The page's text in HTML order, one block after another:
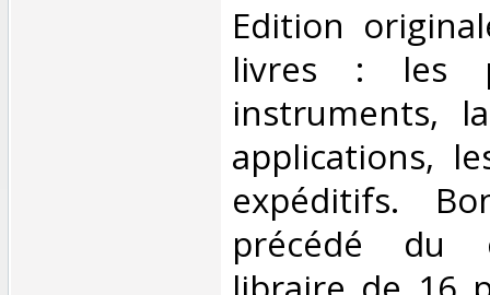
‎Edition
livres : les
instruments,
applications,
expéditifs.
précédé du